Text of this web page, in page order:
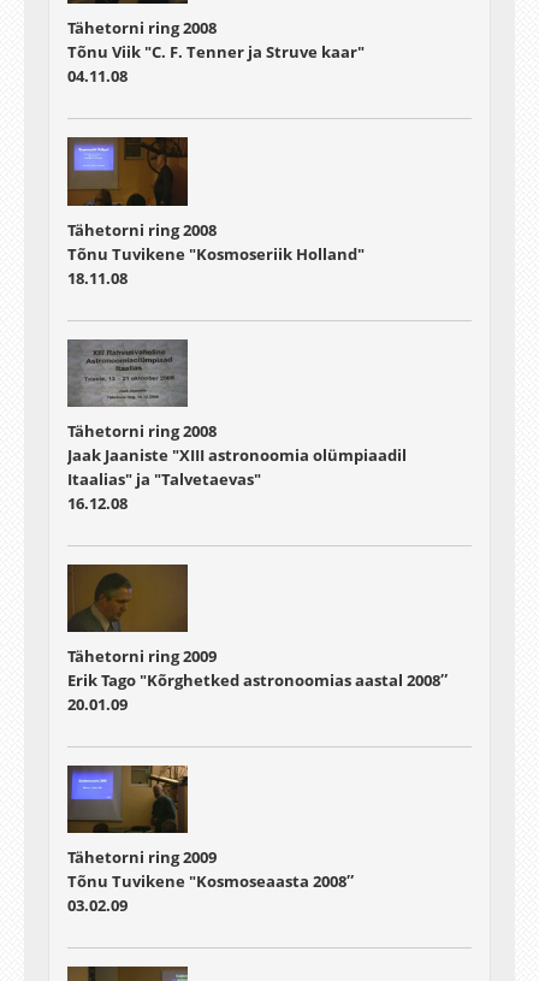
Tähetorni ring 2008
Tõnu Viik "C. F. Tenner ja Struve kaar"
04.11.08
Tähetorni ring 2008
Tõnu Tuvikene "Kosmoseriik Holland"
18.11.08
Tähetorni ring 2008
Jaak Jaaniste "XIII astronoomia olümpiaadil
Itaalias" ja "Talvetaevas"
16.12.08
Tähetorni ring 2009
Erik Tago "Kõrghetked astronoomias aastal 2008″
20.01.09
Tähetorni ring 2009
Tõnu Tuvikene "Kosmoseaasta 2008″
03.02.09